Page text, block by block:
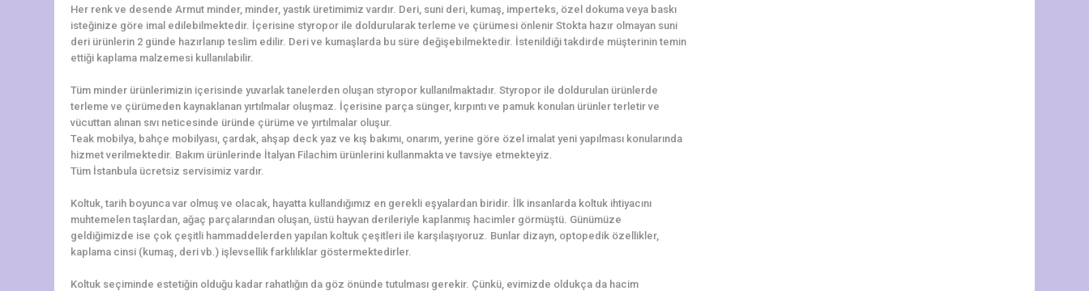
Her renk ve desende Armut minder, minder, yastık üretimimiz vardır. Deri, suni deri, kumaş, imperteks, özel dokuma veya baskı
isteğinize göre imal edilebilmektedir. İçerisine styropor ile doldurularak terleme ve çürümesi önlenir Stokta hazır olmayan suni
deri ürünlerin 2 günde hazırlanıp teslim edilir. Deri ve kumaşlarda bu süre değişebilmektedir. İstenildiği takdirde müşterinin temin
ettiği kaplama malzemesi kullanılabilir.
Tüm minder ürünlerimizin içerisinde yuvarlak tanelerden oluşan styropor kullanılmaktadır. Styropor ile doldurulan ürünlerde
terleme ve çürümeden kaynaklanan yırtılmalar oluşmaz. İçerisine parça sünger, kırpıntı ve pamuk konulan ürünler terletir ve
vücuttan alınan sıvı neticesinde üründe çürüme ve yırtılmalar oluşur.
Teak mobilya, bahçe mobilyası, çardak, ahşap deck yaz ve kış bakımı, onarım, yerine göre özel imalat yeni yapılması konularında
hizmet verilmektedir. Bakım ürünlerinde İtalyan Filachim ürünlerini kullanmakta ve tavsiye etmekteyiz.
Tüm İstanbula ücretsiz servisimiz vardır.
Koltuk, tarih boyunca var olmuş ve olacak, hayatta kullandığımız en gerekli eşyalardan biridir. İlk insanlarda koltuk ihtiyacını
muhtemelen taşlardan, ağaç parçalarından oluşan, üstü hayvan derileriyle kaplanmış hacimler görmüştü. Günümüze
geldiğimizde ise çok çeşitli hammaddelerden yapılan koltuk çeşitleri ile karşılaşıyoruz. Bunlar dizayn, optopedik özellikler,
kaplama cinsi (kumaş, deri vb.) işlevsellik farklılıklar göstermektedirler.
Koltuk seçiminde estetiğin olduğu kadar rahatlığın da göz önünde tutulması gerekir. Çünkü, evimizde oldukça da hacim